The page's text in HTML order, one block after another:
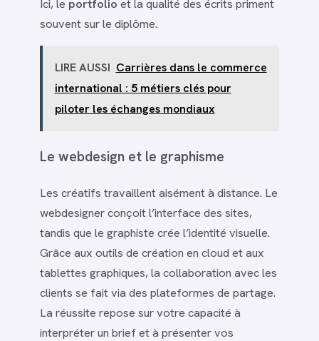
Ici, le portfolio et la qualité des écrits priment
souvent sur le diplôme.
LIRE AUSSI Carrières dans le commerce
international : 5 métiers clés pour
piloter les échanges mondiaux
Le webdesign et le graphisme
Les créatifs travaillent aisément à distance. Le
webdesigner conçoit l’interface des sites,
tandis que le graphiste crée l’identité visuelle.
Grâce aux outils de création en cloud et aux
tablettes graphiques, la collaboration avec les
clients se fait via des plateformes de partage.
La réussite repose sur votre capacité à
interpréter un brief et à présenter vos